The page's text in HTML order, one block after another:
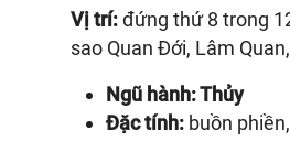
Vị trí:đứng thứ 8 trong
sao Quan Đới, Lâm
Ngũ hành: Thủy
Đặc tính: buồn